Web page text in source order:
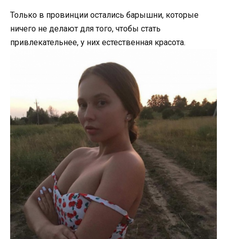
Только в провинции остались барышни, которые
ничего не делают для того, чтобы стать
привлекательнее, у них естественная красота.